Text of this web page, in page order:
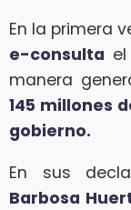
En la primera
e-consulta el
manera
145 millones
gobierno.
En sus
Barbosa